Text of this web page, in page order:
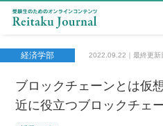
経済学部 2022.09.22｜最終更新
ブロックチェーンとは仮
近に役立つブロックチェ